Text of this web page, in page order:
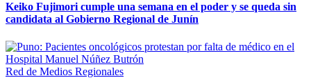
Keiko Fujimori cumple una semana en el poder y se queda sin
candidata al Gobierno Regional de Junín
Red de Medios Regionales